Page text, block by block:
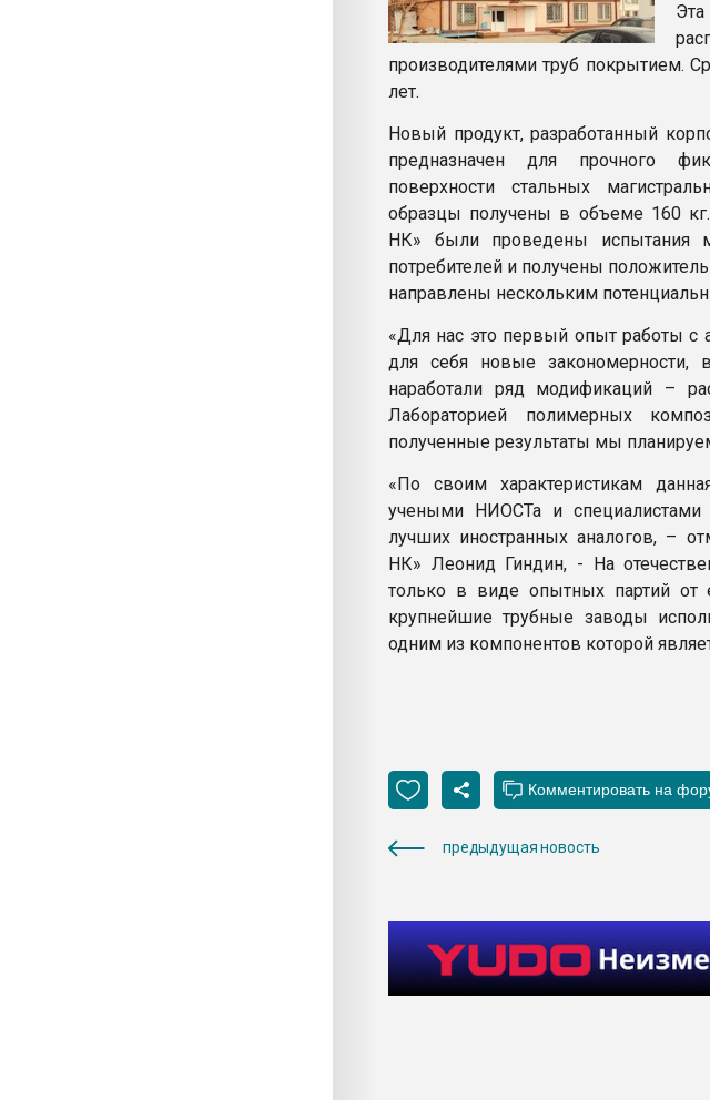
производителями труб покрытием.
лет.
Новый продукт, разработанный
предназначен для прочного
поверхности стальных
образцы получены в объеме 160
НК» были проведены испытания
потребителей и получены
направлены нескольким
«Для нас это первый опыт работы
для себя новые закономерности,
наработали ряд модификаций –
Лабораторией полимерных
полученные результаты мы
«По своим характеристикам
учеными НИОСТа и
лучших иностранных аналогов, –
НК» Леонид Гиндин, - На
только в виде опытных партий от
крупнейшие трубные заводы
одним из компонентов которой
предыдущая новость